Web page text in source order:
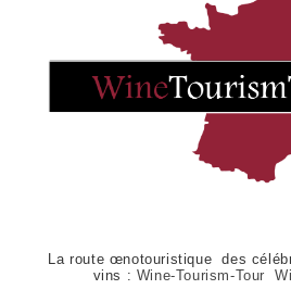
La route œnotouristique des
vins : Wine-Tourism-Tour